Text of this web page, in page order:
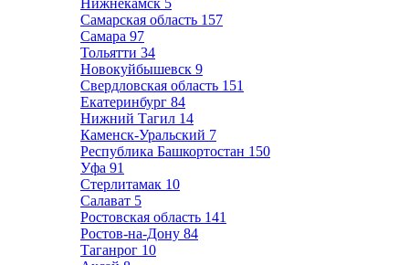
Нижнекамск 5
Самарская область 157
Самара 97
Тольятти 34
Новокуйбышевск 9
Свердловская область 151
Екатеринбург 84
Нижний Тагил 14
Каменск-Уральский 7
Республика Башкортостан 150
Уфа 91
Стерлитамак 10
Салават 5
Ростовская область 141
Ростов-на-Дону 84
Таганрог 10